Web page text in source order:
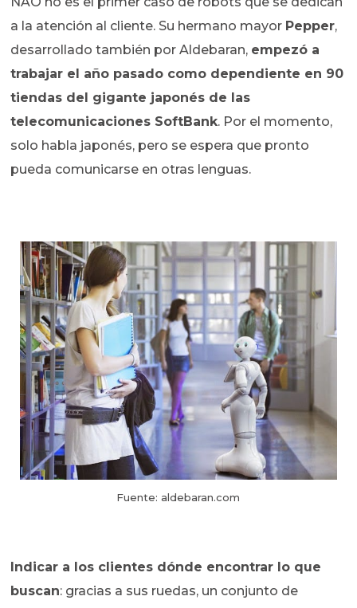
a la atención al cliente. Su hermano mayor Pepper,
desarrollado también por Aldebaran, empezó a
trabajar el año pasado como dependiente en 90
tiendas del gigante japonés de las
telecomunicaciones SoftBank. Por el momento,
solo habla japonés, pero se espera que pronto
pueda comunicarse en otras lenguas.
Fuente: aldebaran.com
Indicar a los clientes dónde encontrar lo que
buscan: gracias a sus ruedas, un conjunto de